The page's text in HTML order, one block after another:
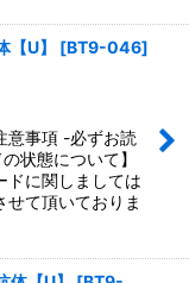
U】 [BT9-046]
意事項 -必ずお読
状態について】
ドに関しましては
せて頂いておりま